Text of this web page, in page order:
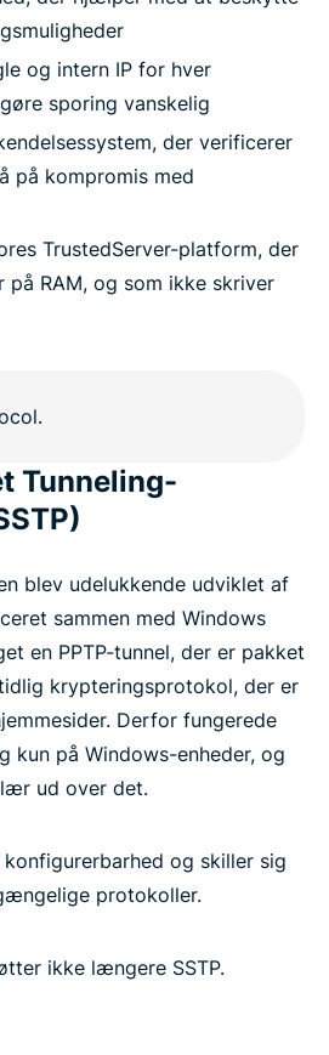
og intern IP for hver
sporing vanskelig
der verificerer
på kompromis med
TrustedServer-platform, der
på RAM, og som ikke skriver
Tunneling-
blev udelukkende udviklet af
sammen med Windows
en PPTP-tunnel, der er pakket
krypteringsprotokol, der er
Derfor fungerede
kun på Windows-enheder, og
ud over det.
og skiller sig
protokoller.
ikke længere SSTP.